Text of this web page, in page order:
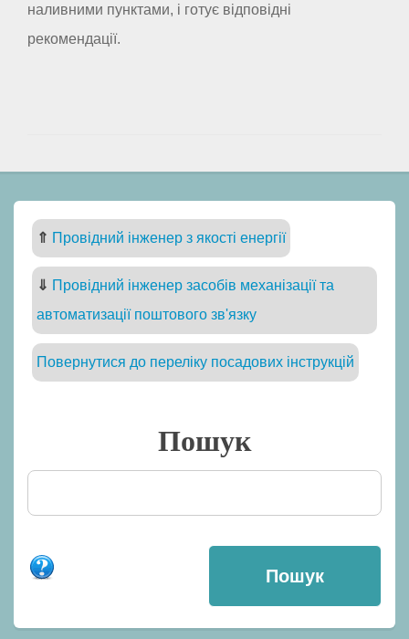
наливними пунктами, і готує відповідні
рекомендації.
⇑ Провідний інженер з якості енергії
⇓ Провідний інженер засобів механізації та
автоматизації поштового зв'язку
Повернутися до переліку посадових інструкцій
Пошук